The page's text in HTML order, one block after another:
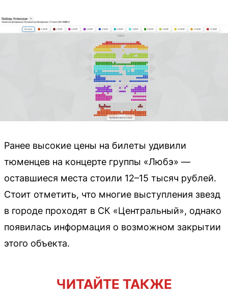
Ранее высокие цены на билеты удивили
тюменцев на концерте группы «Любэ» —
оставшиеся места стоили 12–15 тысяч рублей.
Стоит отметить, что многие выступления звезд
в городе проходят в СК «Центральный», однако
появилась информация о возможном закрытии
этого объекта.
ЧИТАЙТЕ ТАКЖЕ